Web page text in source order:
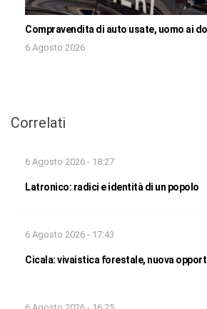
Compravendita di auto usate, uomo ai
6 Agosto 2026
Correlati
6 Agosto 2026 - 18:27
Latronico: radici e identità di un popolo
6 Agosto 2026 - 17:43
Cicala: vivaistica forestale, nuova